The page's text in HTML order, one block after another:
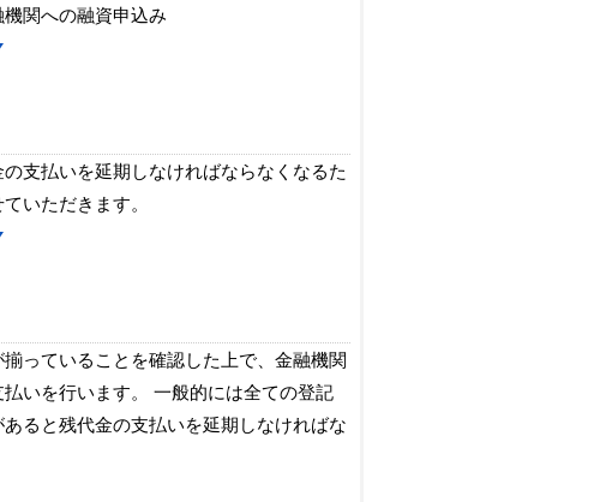
関への融資申込み
支払いを延期しなければならなくなるた
いただきます。
っていることを確認した上で、金融機関
いを行います。 一般的には全ての登記
ると残代金の支払いを延期しなければな